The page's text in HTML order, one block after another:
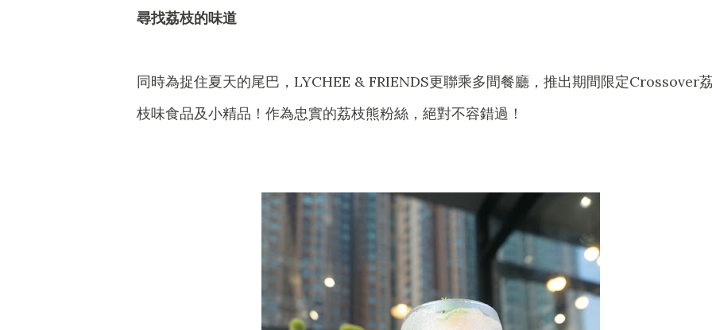
尋找荔枝的味道
同時為捉住夏天的尾巴，LYCHEE & FRIENDS更聯乘多間餐廳，推出期間限定Crossover
枝味食品及小精品！作為忠實的荔枝熊粉絲，絕對不容錯過！